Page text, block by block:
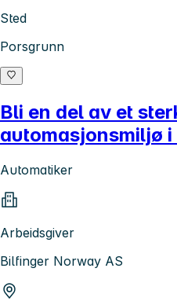
Sted
Porsgrunn
Bli en del av et
automasjonsmiljø
Automatiker
Arbeidsgiver
Bilfinger Norway AS